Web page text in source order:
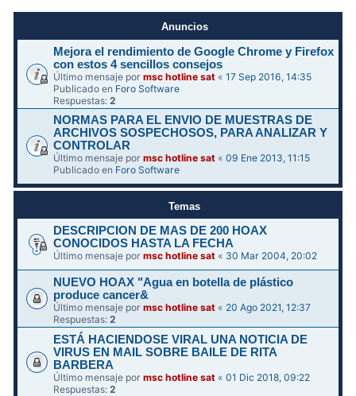
Anuncios
Mejora el rendimiento de Google Chrome y Firefox
con estos 4 sencillos consejos
Último mensaje pormsc hotline sat «17 Sep 2016, 14:35
Publicado en Foro Software
Respuestas:2
NORMAS PARA EL ENVIO DE MUESTRAS DE
ARCHIVOS SOSPECHOSOS, PARA ANALIZAR Y
CONTROLAR
Último mensaje pormsc hotline sat «09 Ene 2013, 11:15
Publicado en Foro Software
Temas
DESCRIPCION DE MAS DE 200 HOAX
CONOCIDOS HASTA LA FECHA
Último mensaje pormsc hotline sat « 30 Mar 2004, 20:02
NUEVO HOAX "Agua en botella de plástico
produce cancer&
Último mensaje pormsc hotline sat « 20 Ago 2021, 12:37
Respuestas:2
ESTÁ HACIENDOSE VIRAL UNA NOTICIA DE
VIRUS EN MAIL SOBRE BAILE DE RITA
BARBERA
Último mensaje pormsc hotline sat «01 Dic 2018, 09:22
Respuestas:2